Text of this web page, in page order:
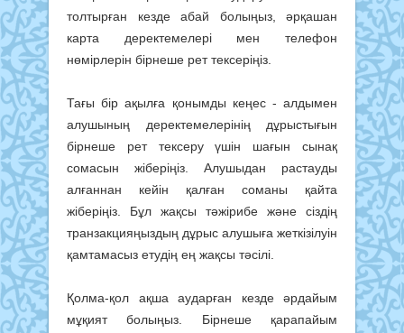
толтырған кезде абай болыңыз, әрқашан
карта деректемелері мен телефон
нөмірлерін бірнеше рет тексеріңіз.
Тағы бір ақылға қонымды кеңес - алдымен
алушының деректемелерінің дұрыстығын
бірнеше рет тексеру үшін шағын сынақ
сомасын жіберіңіз. Алушыдан растауды
алғаннан кейін қалған соманы қайта
жіберіңіз. Бұл жақсы тәжірибе және сіздің
транзакцияңыздың дұрыс алушыға жеткізілуін
қамтамасыз етудің ең жақсы тәсілі.
Қолма-қол ақша аударған кезде әрдайым
мұқият болыңыз. Бірнеше қарапайым